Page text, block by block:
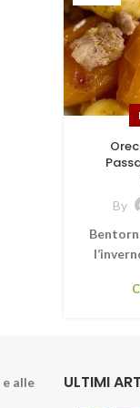
By
alle
ULTIMI